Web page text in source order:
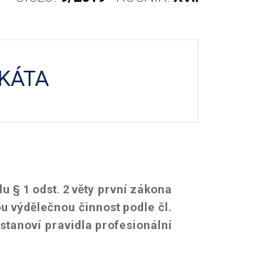
§ 1 odst. 2 věty první zákona
výdělečnou činnost podle čl.
stanoví pravidla profesionální